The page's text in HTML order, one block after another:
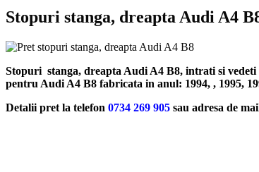
Stopuri stanga, dreapta Audi A4
Stopuri stanga, dreapta Audi A4 B8, intrati si
pentru Audi A4 B8 fabricata in anul: 1994, , 1995,
Detalii pret la telefon 0734 269 905 sau adresa de